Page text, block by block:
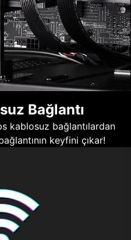
Bağlantı
kablosuz bağlantılardan
keyfini çıkar!